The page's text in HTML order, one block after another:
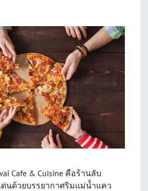
Cafe & Cuisine คือร้านลับ
นด้วยบรรยากาศริมแม่น้ำแคว